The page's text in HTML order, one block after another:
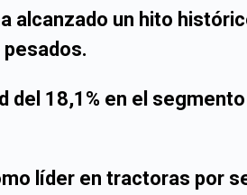
alcanzado un hito
del 18,1% en el
líder en tractoras por